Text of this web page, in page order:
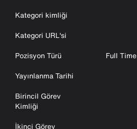
Kategori kimliği
Kategori URL'si
Pozisyon Türü
Full Time
Yayınlanma Tarihi
Birincil Görev
Kimliği
İkinci Görev